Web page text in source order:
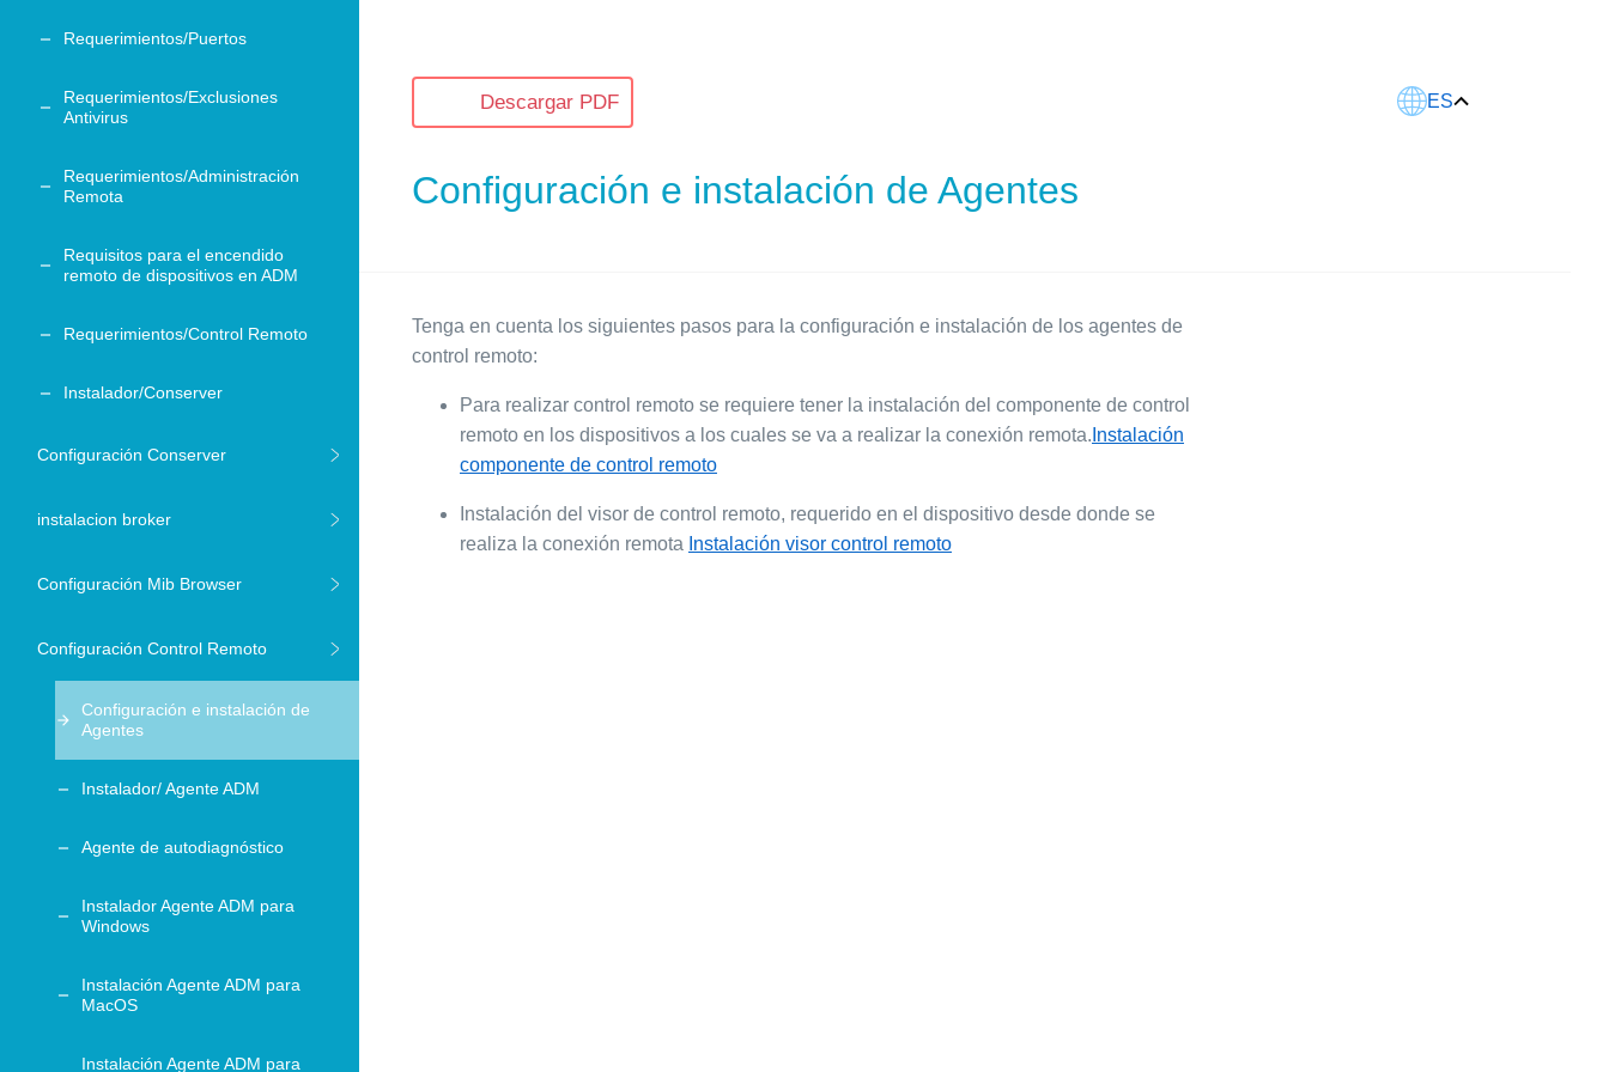
Requerimientos/Puertos
Requerimientos/Exclusiones
Antivirus
Requerimientos/Administración
Remota
Requisitos para el encendido
remoto de dispositivos en ADM
Requerimientos/Control Remoto
Instalador/Conserver
Configuración Conserver
instalacion broker
Configuración Mib Browser
Configuración Control Remoto
Configuración e instalación de
Agentes
Instalador/ Agente ADM
Agente de autodiagnóstico
Instalador Agente ADM para
Windows
Instalación Agente ADM para
MacOS
Instalación Agente ADM para
ES
Descargar PDF
Configuración e instalación de Agentes
Tenga en cuenta los siguientes pasos para la configuración e instalación de los agentes de
control remoto:
Para realizar control remoto se requiere tener la instalación del componente de control
remoto en los dispositivos a los cuales se va a realizar la conexión remota. Instalación
componente de control remoto
Instalación del visor de control remoto, requerido en el dispositivo desde donde se
realiza la conexión remota Instalación visor control remoto